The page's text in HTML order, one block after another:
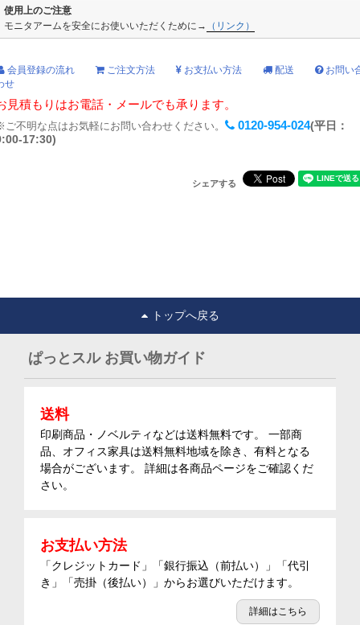
使用上のご注意
モニタアームを安全にお使いいただくために→
（リンク）
会員登録の流れ ご注文方法 お支払い方法 配送
お問い
せ
見積もりはお電話・メールでも承ります。
不明な点はお気軽にお問い合わせください。 0120-954-024(平日：
17:30)
シェアする
トップへ戻る
ぱっとスル お買い物ガイド
送料
印刷商品・ノベルティなどは送料無料です。 一部商
品、オフィス家具は送料無料地域を除き、有料となる
場合がございます。 詳細は各商品ページをご確認くだ
さい。
お支払い方法
「クレジットカード」「銀行振込（前払い）」「代引
き」「売掛（後払い）」からお選びいただけます。
詳細はこちら